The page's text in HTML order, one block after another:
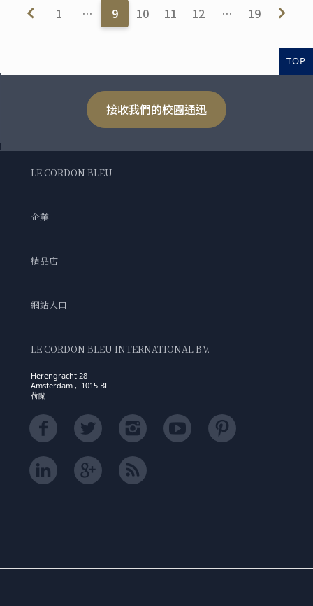
1 … 9 10 11 12 … 19
TOP
接收我們的校園通迅
LE CORDON BLEU
企業
精品店
網站入口
LE CORDON BLEU INTERNATIONAL B.V.
Herengracht 28
Amsterdam , 1015 BL
荷蘭